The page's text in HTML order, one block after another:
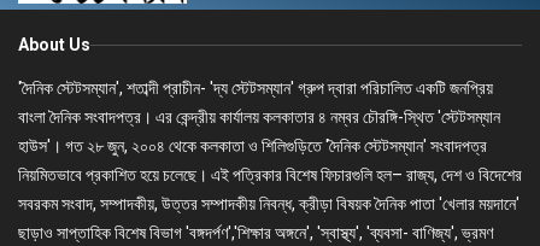
About Us
'দৈনিক স্টেটসম্যান', শতাব্দী প্রাচীন- 'দ্য স্টেটসম্যান' গ্রুপ দ্বারা পরিচালিত একটি জনপ্রিয়
বাংলা দৈনিক সংবাদপত্র। এর কেন্দ্রীয় কার্যালয় কলকাতার ৪ নম্বর চৌরঙ্গি-স্থিত 'স্টেটসম্যান
হাউস'। গত ২৮ জুন, ২০০৪ থেকে কলকাতা ও শিলিগুড়িতে 'দৈনিক স্টেটসম্যান' সংবাদপত্র
নিয়মিতভাবে প্রকাশিত হয়ে চলেছে। এই পত্রিকার বিশেষ ফিচারগুলি হল– রাজ্য, দেশ ও বিদেশের
সবরকম সংবাদ, সম্পাদকীয়, উত্তর সম্পাদকীয় নিবন্ধ, ক্রীড়া বিষয়ক দৈনিক পাতা 'খেলার ময়দানে'
ছাড়াও সাপ্তাহিক বিশেষ বিভাগ 'বঙ্গদর্পণ','শিক্ষার অঙ্গনে', 'স্বাস্থ্য', 'ব্যবসা- বাণিজ্য', ভ্রমণ